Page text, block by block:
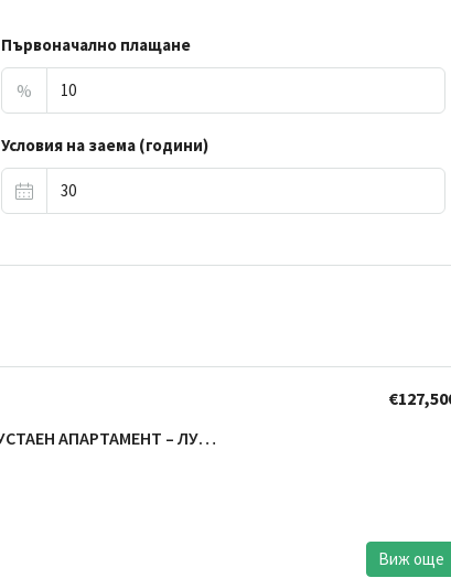
Първоначално плащане
%
Условия на заема (години)
ТРОШЕВО –ЮЖЕН ДВУСТАЕН АПАРТАМЕНТ – ЛУКСОЗНА СГРАДА — СРЕДЕН ЕТАЖ – ТОП ЛОКАЦИЯ
Виж още